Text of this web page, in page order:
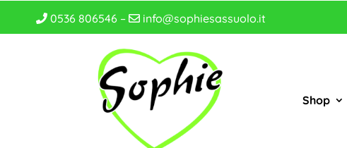
0536 806546 – info@sophiesassuolo.it
Shop